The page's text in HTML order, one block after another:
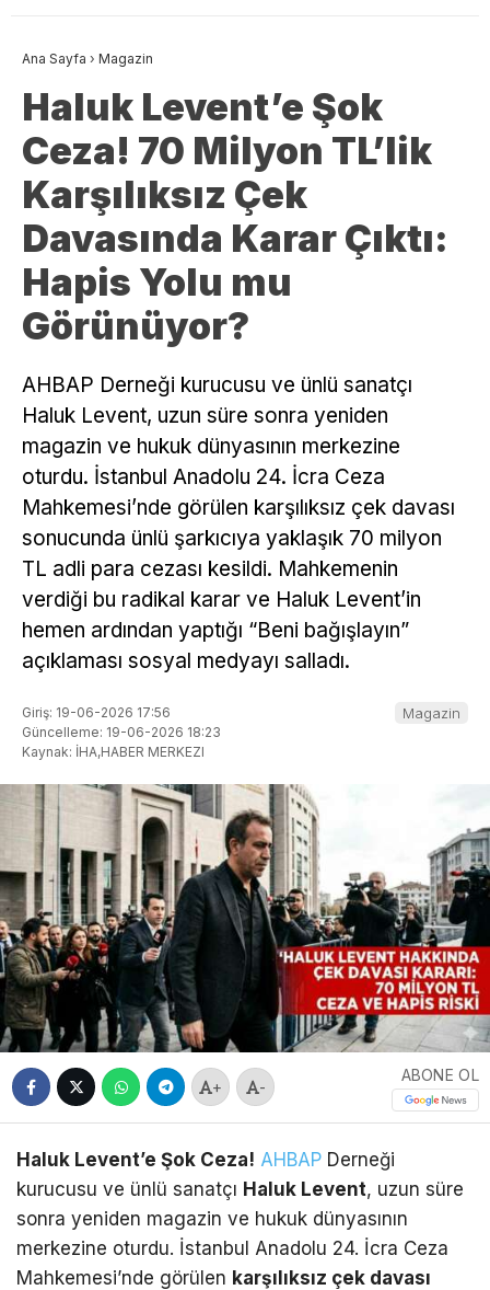
Ana Sayfa › Magazin
Haluk Levent’e Şok
Ceza! 70 Milyon TL’lik
Karşılıksız Çek
Davasında Karar Çıktı:
Hapis Yolu mu
Görünüyor?
AHBAP Derneği kurucusu ve ünlü sanatçı
Haluk Levent, uzun süre sonra yeniden
magazin ve hukuk dünyasının merkezine
oturdu. İstanbul Anadolu 24. İcra Ceza
Mahkemesi’nde görülen karşılıksız çek davası
sonucunda ünlü şarkıcıya yaklaşık 70 milyon
TL adli para cezası kesildi. Mahkemenin
verdiği bu radikal karar ve Haluk Levent’in
hemen ardından yaptığı “Beni bağışlayın”
açıklaması sosyal medyayı salladı.
Giriş: 19-06-2026 17:56
Güncelleme: 19-06-2026 18:23
Kaynak: İHA,HABER MERKEZI
Magazin
+ -
ABONE OL
Haluk Levent’e Şok Ceza! AHBAP Derneği
kurucusu ve ünlü sanatçı Haluk Levent, uzun süre
sonra yeniden magazin ve hukuk dünyasının
merkezine oturdu. İstanbul Anadolu 24. İcra Ceza
Mahkemesi’nde görülen karşılıksız çek davası